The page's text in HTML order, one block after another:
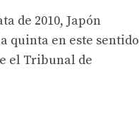
de 2010, Japón
quinta en este sentido
el Tribunal de